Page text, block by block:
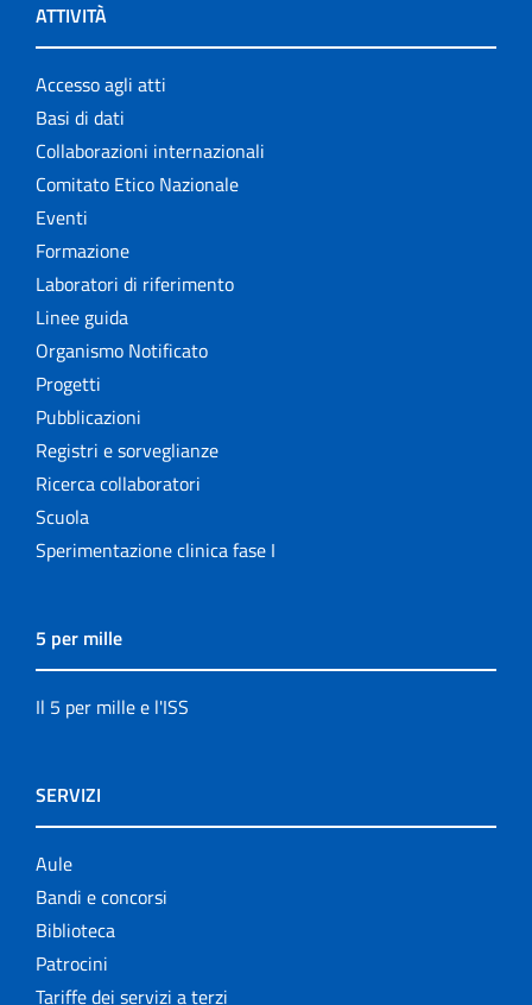
ATTIVITÀ
Accesso agli atti
Basi di dati
Collaborazioni internazionali
Comitato Etico Nazionale
Eventi
Formazione
Laboratori di riferimento
Linee guida
Organismo Notificato
Progetti
Pubblicazioni
Registri e sorveglianze
Ricerca collaboratori
Scuola
Sperimentazione clinica fase I
5 per mille
Il 5 per mille e l'ISS
SERVIZI
Aule
Bandi e concorsi
Biblioteca
Patrocini
Tariffe dei servizi a terzi